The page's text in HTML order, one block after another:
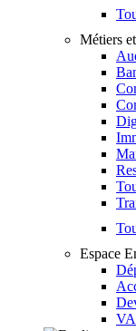
Métiers
Espace